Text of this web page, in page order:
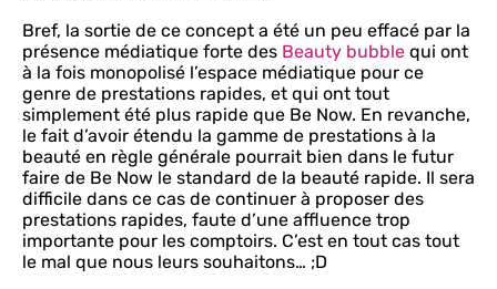
Bref, la sortie de ce concept a été un peu effacé par la
présence médiatique forte des Beauty bubble qui ont
à la fois monopolisé l’espace médiatique pour ce
genre de prestations rapides, et qui ont tout
simplement été plus rapide que Be Now. En revanche,
le fait d’avoir étendu la gamme de prestations à la
beauté en règle générale pourrait bien dans le futur
faire de Be Now le standard de la beauté rapide. Il sera
difficile dans ce cas de continuer à proposer des
prestations rapides, faute d’une affluence trop
importante pour les comptoirs. C’est en tout cas tout
le mal que nous leurs souhaitons… ;D